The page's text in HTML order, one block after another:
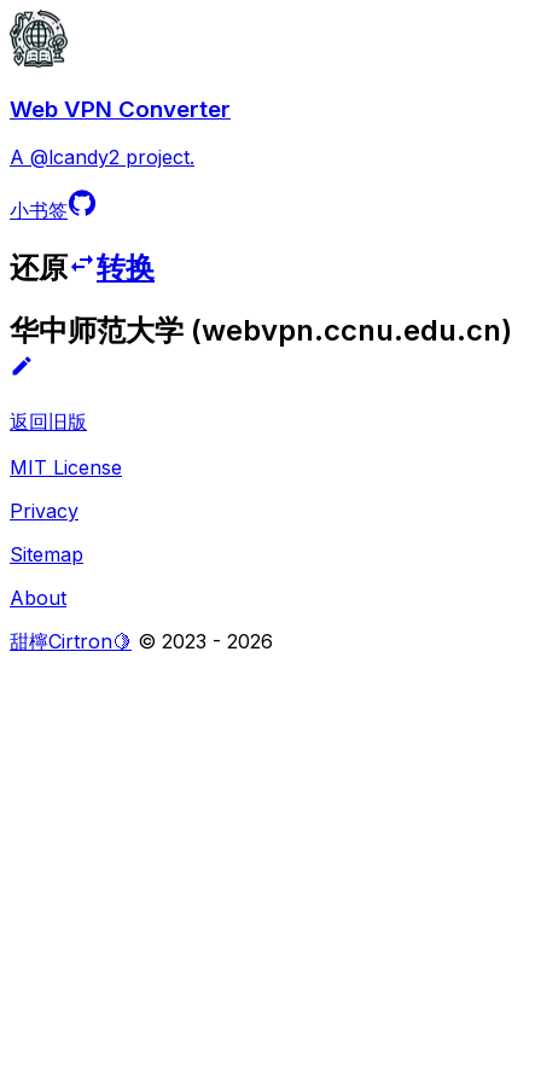
Web VPN Converter
A @lcandy2 project.
小书签
还原
转换
华中师范大学 (webvpn.ccnu.edu.cn)
返回旧版
MIT License
Privacy
Sitemap
About
甜檸Cirtron🍋 © 2023 - 2026